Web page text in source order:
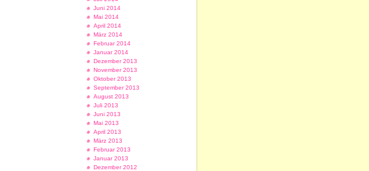
Juni 2014
Mai 2014
April 2014
März 2014
Februar 2014
Januar 2014
Dezember 2013
November 2013
Oktober 2013
September 2013
August 2013
Juli 2013
Juni 2013
Mai 2013
April 2013
März 2013
Februar 2013
Januar 2013
Dezember 2012